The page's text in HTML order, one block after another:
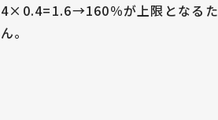
4×0.4=1.6→160％が上限となる
ん。